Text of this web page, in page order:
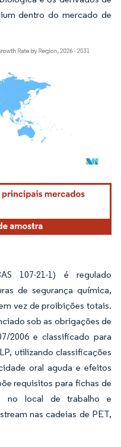
dentro do mercado de
atribuição conforme CC BY 4.0.
107-21-1) é regulado
de segurança química,
vez de proibições totais.
sob as obrigações de
2006 e classificado para
utilizando classificações
oral aguda e efeitos
requisitos para fichas de
no local de trabalho e
nas cadeias de PET,